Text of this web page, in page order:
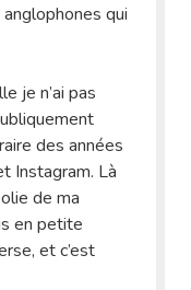
qui
je n’ai pas
des années
Instagram. Là
de ma
en petite
et c’est